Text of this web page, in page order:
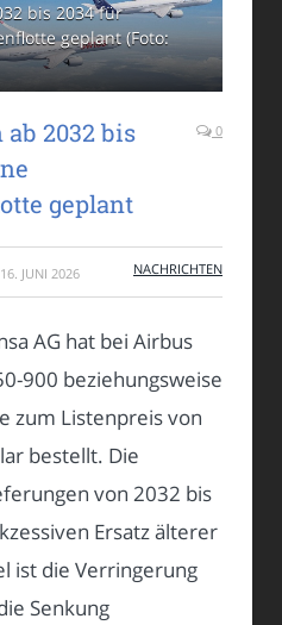
bis 2034 für
geplant (Foto:
2032 bis
geplant
0
16. JUNI 2026 NACHRICHTEN
AG hat bei Airbus
900 beziehungsweise
zum Listenpreis von
bestellt. Die
von 2032 bis
Ersatz älterer
ist die Verringerung
Senkung